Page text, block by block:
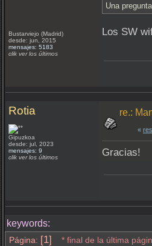
Bustarviejo (Madrid)
desde: jun, 2015
mensajes: 5183
clik ver los últimos
Una
Los SW
Rotia
Gipuzkoa
desde: jul, 2023
mensajes: 9
clik ver los últimos
re.:
«
Gracias!
keywords:
Página: [1] * final de la última